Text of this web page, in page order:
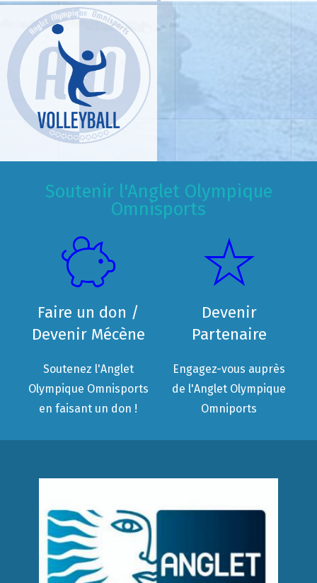
Soutenir l'Anglet Olympique
Omnisports
Faire un don /
Devenir Mécène
Soutenez l'Anglet
Olympique Omnisports
en faisant un don !
Devenir
Partenaire
Engagez-vous auprès
de l'Anglet Olympique
Omniports